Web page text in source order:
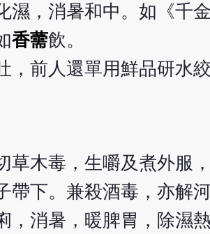
濕，消暑和中。如《千
香薷飲。
，前人還單用鮮品研水
草木毒，生嚼及煮外服，
帶下。兼殺酒毒，亦解河
，消暑，暖脾胃，除濕